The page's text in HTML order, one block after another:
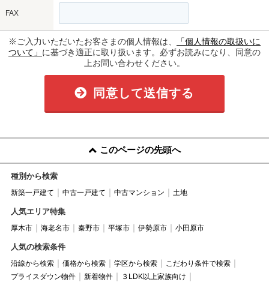
FAX
※ご入力いただいたお客さまの個人情報は、
「個人情報の取扱いに
ついて」 に基づき適正に取り扱います。必ずお読みになり、同意の
上お問い合わせください。
同意して送信する
このページの先頭へ
種別から検索
新築一戸建て 中古一戸建て 中古マンション 土地
人気エリア特集
厚木市 海老名市 秦野市 平塚市 伊勢原市 小田原市
人気の検索条件
沿線から検索 価格から検索 学区から検索
こだわり条件で検索
プライスダウン物件
新着物件
３LDK以上家族向け